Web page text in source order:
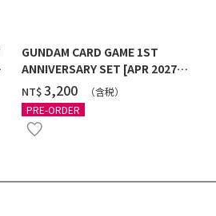
GUNDAM CARD GAME 1ST
ANNIVERSARY SET [APR 2027
DELIVERY]
NT$‌3,200
（含税）
PRE-ORDER